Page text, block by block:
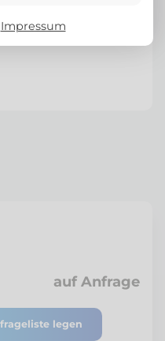
auf Anfrage
legen
Impressum